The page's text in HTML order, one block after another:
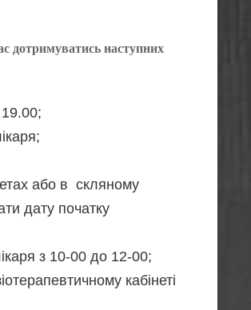
дотримуватись наступних
або в скляному
дату початку
з 10-00 до 12-00;
кабінеті